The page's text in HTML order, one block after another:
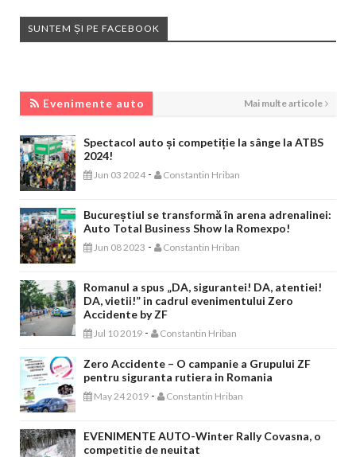
SUNTEM ȘI PE FACEBOOK
Evenimente auto Mai multe articole
Spectacol auto și competiție la sânge la ATBS
2024!
Jun 03 2024 - Constantin Hriban
Bucureștiul se transformă în arena adrenalinei:
Auto Total Business Show la Romexpo!
Jun 08 2023 - Constantin Hriban
Romanul a spus „DA, sigurantei! DA, atentiei!
DA, vietii!” in cadrul evenimentului Zero
Accidente by ZF
Jul 10 2019 - Constantin Hriban
Zero Accidente – O campanie a Grupului ZF
pentru siguranta rutiera in Romania
May 24 2019 - Constantin Hriban
EVENIMENTE AUTO-Winter Rally Covasna, o
competitie de neuitat